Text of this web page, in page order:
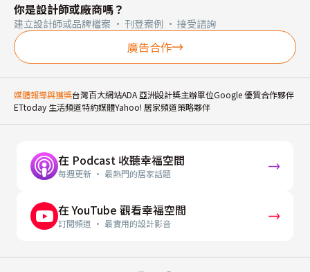
你是設計師或廠商嗎？
建立設計師或品牌檔案 · 刊登案例 · 接受諮詢
廣告合作
媒體報導與獲獎台灣百大網站ADA 亞洲設計獎主辦單位Google 優質合作夥伴
ETtoday 生活頻道特約媒體Yahoo! 居家頻道策略夥伴
在 Podcast 收聽幸福空間
每週更新 · 最熱門的居家話題
在 YouTube 觀看幸福空間
訂閱頻道 · 最實用的設計影音